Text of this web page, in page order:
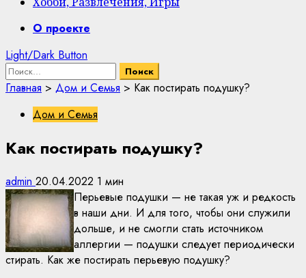
PrimaryО проекте
Light/Dark Button
Найти:
Главная > Дом и Семья > Как постирать подушку?
Дом и Семья
Как постирать подушку?
admin 20.04.2022 1 мин
Перьевые подушки — не такая уж и редкость
в наши дни. И для того, чтобы они служили
дольше, и не смогли стать источником
аллергии — подушки следует периодически
стирать. Как же постирать перьевую подушку?